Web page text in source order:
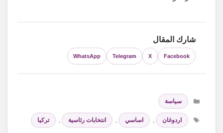
شارك المقال
Facebook
X
Telegram
WhatsApp
التصنيفات
سياسة
الوسوم
اردوغان , اساسي , انتخابات رئاسية , تركيا